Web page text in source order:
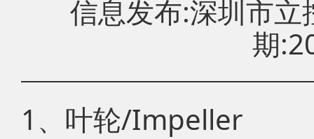
信息发布:深圳市
期
1、叶轮/Impeller